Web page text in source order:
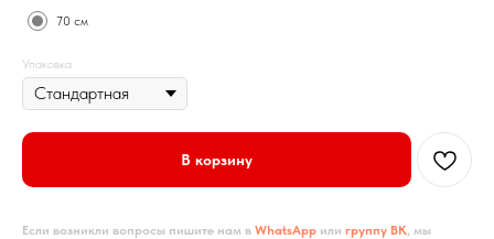
70 см
Упаковка
В корзину
Если возникли вопросы пишите нам в WhatsApp или группу ВК, мы